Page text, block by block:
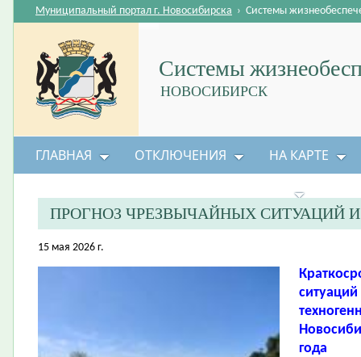
Системы
НОВОСИБИРСК
Муниципальный портал г. Новосибирска › Системы
ГЛАВНАЯ ОТКЛЮЧЕНИЯ НА КАРТЕ
ПРОГНОЗ ЧРЕЗВЫЧАЙНЫХ СИТУАЦИЙ
15 мая 2026 г.
года